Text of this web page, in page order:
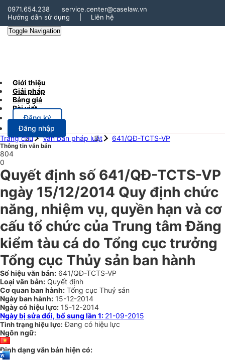
0971.654.238
service.center@caselaw.vn
Hướng dẫn sử dụng
Liên hệ
Toggle Navigation
Giới thiệu
Giải pháp
Bảng giá
Bài viết
Đăng ký
Đăng nhập
Trang chủ
Văn bản pháp luật 641/QĐ-TCTS-VP
Thông tin văn bản
804
0
Quyết định số 641/QĐ-TCTS-VP
ngày 15/12/2014 Quy định chức
năng, nhiệm vụ, quyền hạn và cơ
cấu tổ chức của Trung tâm Đăng
kiểm tàu cá do Tổng cục trưởng
Tổng cục Thủy sản ban hành
Số hiệu văn bản: 641/QĐ-TCTS-VP
Loại văn bản: Quyết định
Cơ quan ban hành: Tổng cục Thuỷ sản
Ngày ban hành: 15-12-2014
Ngày có hiệu lực: 15-12-2014
Ngày bị sửa đổi, bổ sung lần 1: 21-09-2015
Tình trạng hiệu lực: Đang có hiệu lực
Ngôn ngữ:
Định dạng văn bản hiện có: